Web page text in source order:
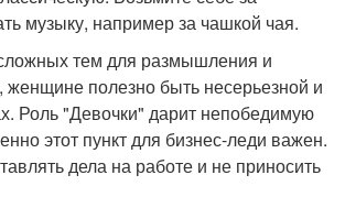
музыку, например за чашкой чая.
сложных тем для размышления и
женщине полезно быть несерьезной и
Роль "Девочки" дарит непобедимую
этот пункт для бизнес-леди важен.
дела на работе и не приносить